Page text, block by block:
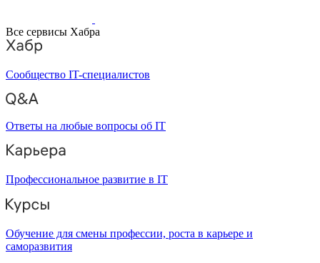
Все сервисы Хабра
Сообщество IT-специалистов
Ответы на любые вопросы об IT
Профессиональное развитие в IT
Обучение для смены профессии, роста в карьере и
саморазвития